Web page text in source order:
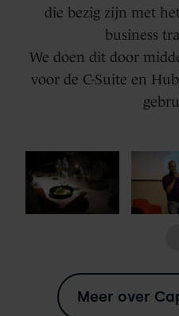
die bezig zijn met
business
We doen dit door
voor de C-Suite en
Meer over